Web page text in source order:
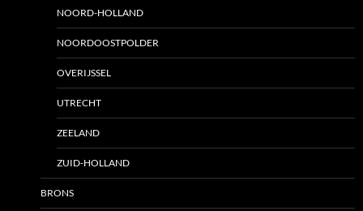
NOORD-HOLLAND
NOORDOOSTPOLDER
OVERIJSSEL
UTRECHT
ZEELAND
ZUID-HOLLAND
BRONS